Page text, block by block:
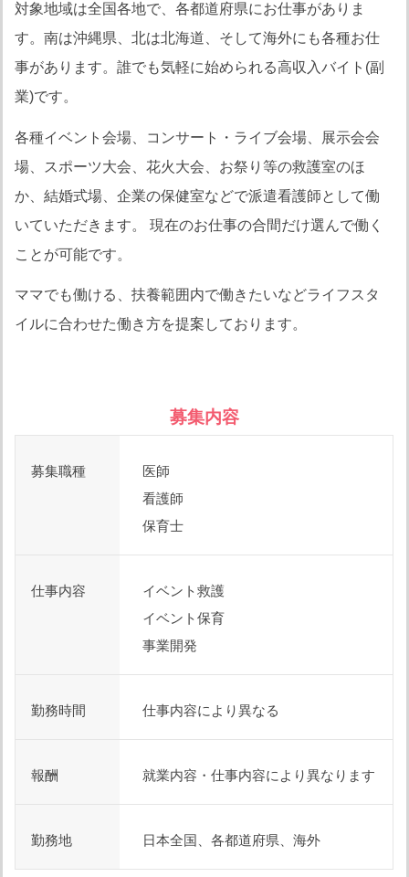
対象地域は全国各地で、各都道府県にお仕事がありま
す。南は沖縄県、北は北海道、そして海外にも各種お仕
事があります。誰でも気軽に始められる高収入バイト(副
業)です。
各種イベント会場、コンサート・ライブ会場、展示会会
場、スポーツ大会、花火大会、お祭り等の救護室のほ
か、結婚式場、企業の保健室などで派遣看護師として働
いていただきます。 現在のお仕事の合間だけ選んで働く
ことが可能です。
ママでも働ける、扶養範囲内で働きたいなどライフスタ
イルに合わせた働き方を提案しております。
募集内容
募集職種
医師
看護師
保育士
仕事内容
イベント救護
イベント保育
事業開発
勤務時間 仕事内容により異なる
報酬 就業内容・仕事内容により異なります
勤務地 日本全国、各都道府県、海外